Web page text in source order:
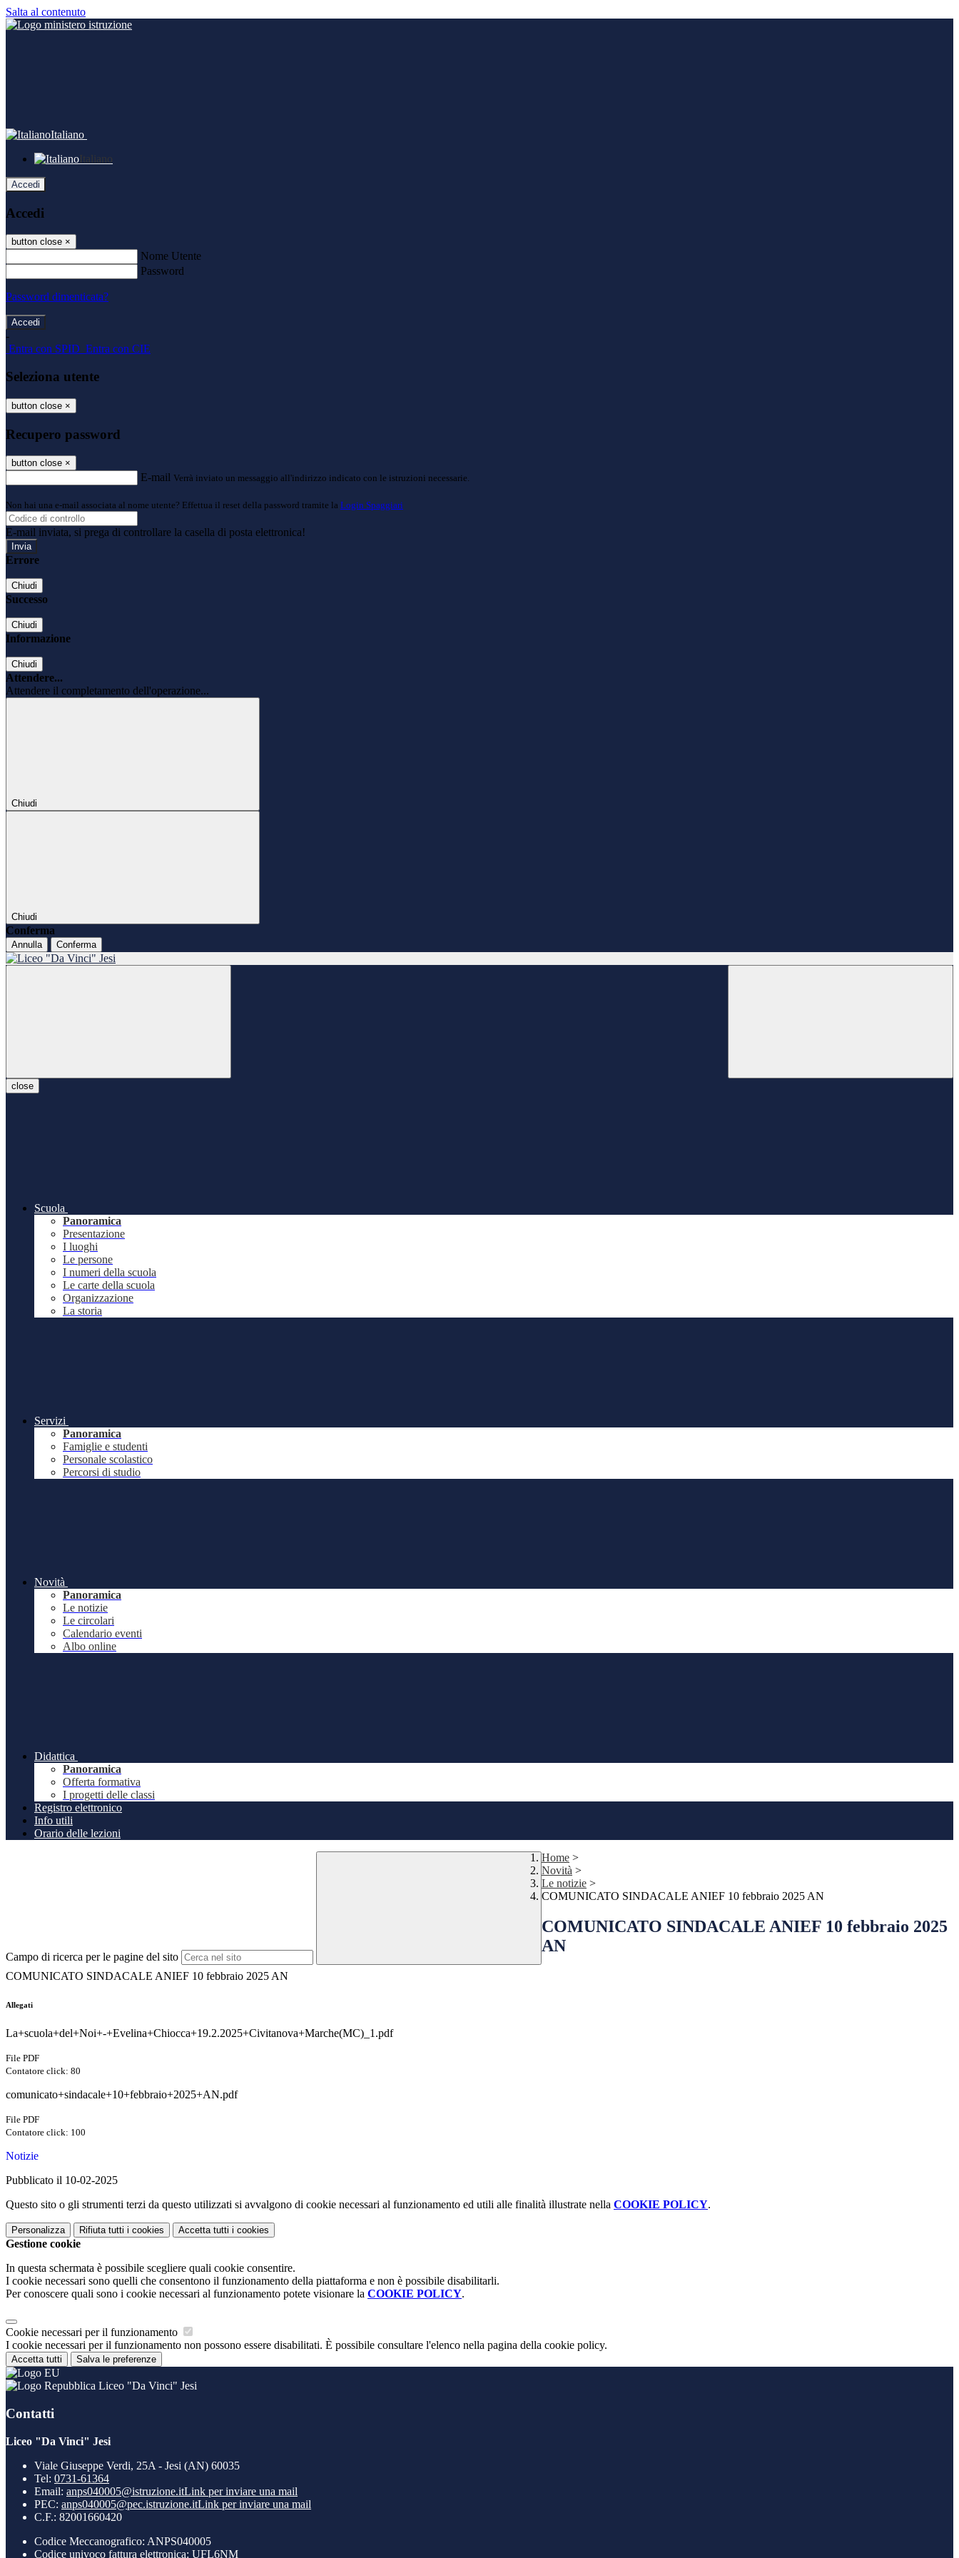
Salta al contenuto
Italiano
Italiano
Accedi
Accedi
button close ×
Nome Utente
Password
Password dimenticata?
-
Entra con SPID Entra con CIE
Seleziona utente
button close ×
Recupero password
button close ×
E-mail Verrà inviato un messaggio all'indirizzo indicato con le istruzioni necessarie.
Non hai una e-mail associata al nome utente? Effettua il reset della password tramite la Login Spaggiari
E-mail inviata, si prega di controllare la casella di posta elettronica!
Errore
Chiudi
Successo
Chiudi
Informazione
Chiudi
Attendere...
Attendere il completamento dell'operazione...
Chiudi
Chiudi
Conferma
Annulla Conferma
close
Scuola
Panoramica
Presentazione
I luoghi
Le persone
I numeri della scuola
Le carte della scuola
Organizzazione
La storia
Servizi
Panoramica
Famiglie e studenti
Personale scolastico
Percorsi di studio
Novità
Panoramica
Le notizie
Le circolari
Calendario eventi
Albo online
Didattica
Panoramica
Offerta formativa
I progetti delle classi
Registro elettronico
Info utili
Orario delle lezioni
Campo di ricerca per le pagine del sito
Home >
Novità >
Le notizie >
COMUNICATO SINDACALE ANIEF 10 febbraio 2025 AN
COMUNICATO SINDACALE ANIEF 10 febbraio 2025
AN
COMUNICATO SINDACALE ANIEF 10 febbraio 2025 AN
Allegati
La+scuola+del+Noi+-+Evelina+Chiocca+19.2.2025+Civitanova+Marche(MC)_1.pdf
File PDF
Contatore click: 80
comunicato+sindacale+10+febbraio+2025+AN.pdf
File PDF
Contatore click: 100
Notizie
Pubblicato il 10-02-2025
Questo sito o gli strumenti terzi da questo utilizzati si avvalgono di cookie necessari al funzionamento ed utili alle finalità illustrate nella COOKIE POLICY.
Personalizza Rifiuta tutti i cookies Accetta tutti i cookies
Gestione cookie
In questa schermata è possibile scegliere quali cookie consentire.
I cookie necessari sono quelli che consentono il funzionamento della piattaforma e non è possibile disabilitarli.
Per conoscere quali sono i cookie necessari al funzionamento potete visionare la COOKIE POLICY.
Cookie necessari per il funzionamento
I cookie necessari per il funzionamento non possono essere disabilitati. È possibile consultare l'elenco nella pagina della cookie policy.
Accetta tutti Salva le preferenze
Liceo "Da Vinci" Jesi
Contatti
Liceo "Da Vinci" Jesi
Viale Giuseppe Verdi, 25A - Jesi (AN) 60035
Tel: 0731-61364
Email: anps040005@istruzione.itLink per inviare una mail
PEC: anps040005@pec.istruzione.itLink per inviare una mail
C.F.: 82001660420
Codice Meccanografico: ANPS040005
Codice univoco fattura elettronica: UFL6NM